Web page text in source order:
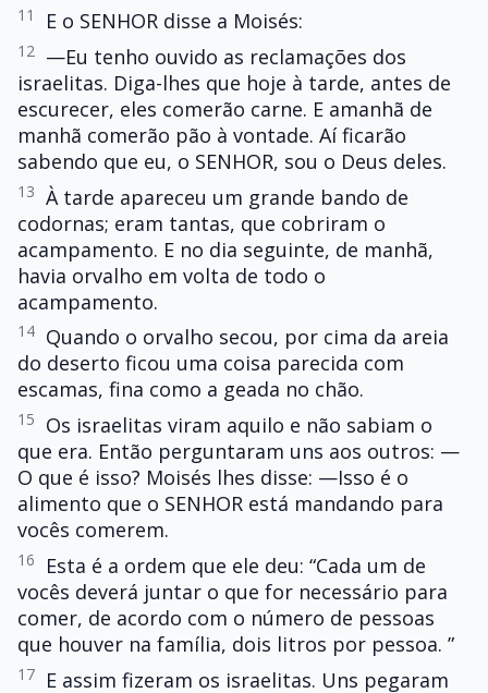
11 E o SENHOR disse a Moisés:
12
—Eu tenho ouvido as reclamações dos
israelitas. Diga-lhes que hoje à tarde, antes de
escurecer, eles comerão carne. E amanhã de
manhã comerão pão à vontade. Aí ficarão
sabendo que eu, o SENHOR, sou o Deus deles.
13 À tarde apareceu um grande bando de
codornas; eram tantas, que cobriram o
acampamento. E no dia seguinte, de manhã,
havia orvalho em volta de todo o
acampamento.
14 Quando o orvalho secou, por cima da areia
do deserto ficou uma coisa parecida com
escamas, fina como a geada no chão.
15
Os israelitas viram aquilo e não sabiam o
que era. Então perguntaram uns aos outros: —
O que é isso? Moisés lhes disse: —Isso é o
alimento que o SENHOR está mandando para
vocês comerem.
16
Esta é a ordem que ele deu: “Cada um de
vocês deverá juntar o que for necessário para
comer, de acordo com o número de pessoas
que houver na família, dois litros por pessoa. ”
17
E assim fizeram os israelitas. Uns pegaram